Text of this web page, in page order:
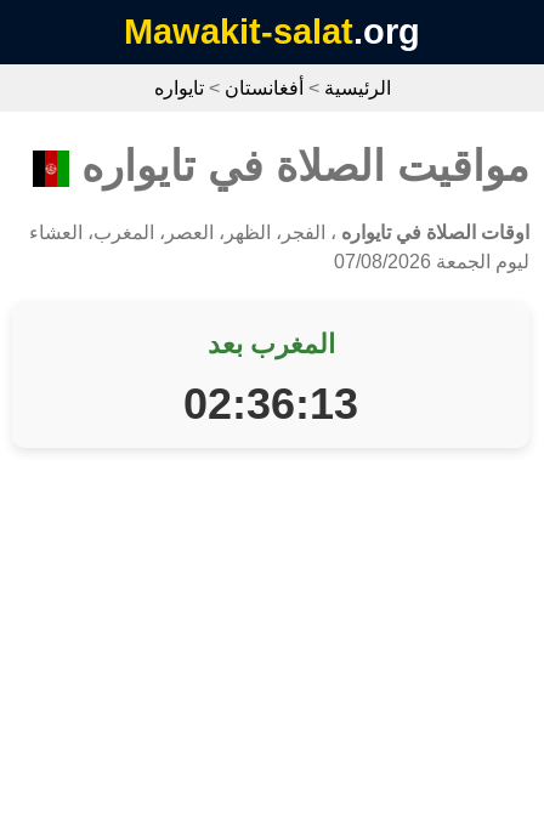
Mawakit-salat.org
الرئيسية > أفغانستان > تايواره
مواقيت الصلاة في تايواره
اوقات الصلاة في تايواره ، الفجر، الظهر، العصر، المغرب، العشاء
ليوم الجمعة 07/08/2026
المغرب بعد
02:36:13